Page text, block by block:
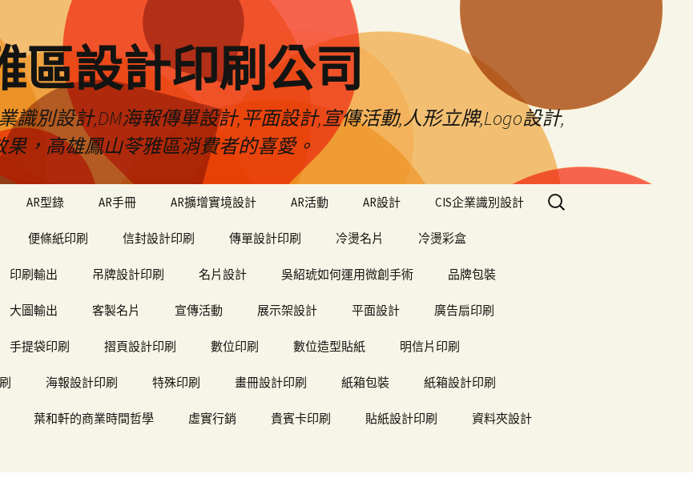
區設計印刷公司
識別設計,DM海報傳單設計,平面設計,宣傳活動,人形立牌,Logo設計,
，高雄鳳山苓雅區消費者的喜愛。
AR型錄 AR手冊 AR擴增實境設計 AR活動 AR設計 CIS企業識別設計
便條紙印刷 信封設計印刷 傳單設計印刷 冷燙名片 冷燙彩盒
印刷輸出 吊牌設計印刷 名片設計 吳紹琥如何運用微創手術 品牌包裝
大圖輸出 客製名片 宣傳活動 展示架設計 平面設計 廣告扇印刷
手提袋印刷 摺頁設計印刷 數位印刷 數位造型貼紙 明信片印刷
海報設計印刷 特殊印刷 畫冊設計印刷 紙箱包裝 紙箱設計印刷
葉和軒的商業時間哲學 虛實行銷 貴賓卡印刷 貼紙設計印刷 資料夾設計
搜
尋